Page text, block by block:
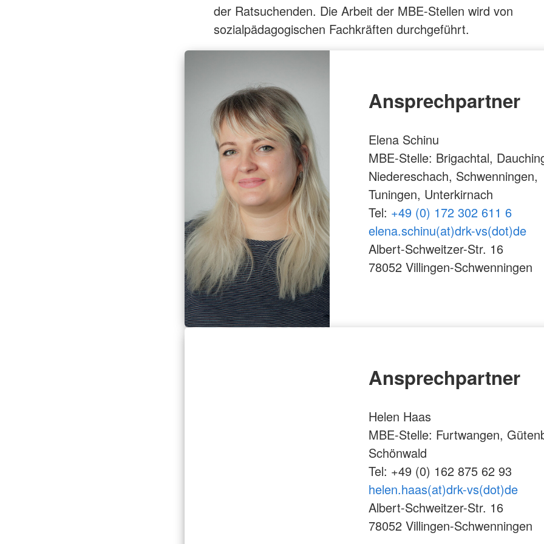
der Ratsuchenden. Die Arbeit der MBE-Stellen wird von
sozialpädagogischen Fachkräften durchgeführt.
Ansprechpartner
Elena Schinu
MBE-Stelle: Brigachtal,
Niedereschach, Schwenningen,
Tuningen, Unterkirnach
Tel: +49 (0) 172 302 611 6
elena.schinu(at)drk-vs(dot)de
Albert-Schweitzer-Str. 16
78052 Villingen-Schwenningen
Ansprechpartner
Helen Haas
MBE-Stelle: Furtwangen,
Schönwald
Tel: +49 (0) 162 875 62 93
helen.haas(at)drk-vs(dot)de
Albert-Schweitzer-Str. 16
78052 Villingen-Schwenningen